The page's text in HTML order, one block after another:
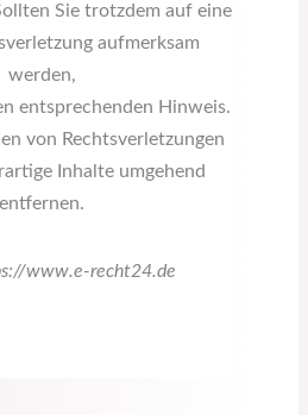
Sie trotzdem auf eine
aufmerksam
werden,
entsprechenden Hinweis.
von Rechtsverletzungen
Inhalte umgehend
entfernen.
www.e-recht24.de